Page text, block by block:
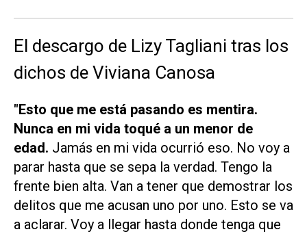
El descargo de Lizy Tagliani tras los
dichos de Viviana Canosa
"Esto que me está pasando es mentira.
Nunca en mi vida toqué a un menor de
edad. Jamás en mi vida ocurrió eso. No voy a
parar hasta que se sepa la verdad. Tengo la
frente bien alta. Van a tener que demostrar los
delitos que me acusan uno por uno. Esto se va
a aclarar. Voy a llegar hasta donde tenga que